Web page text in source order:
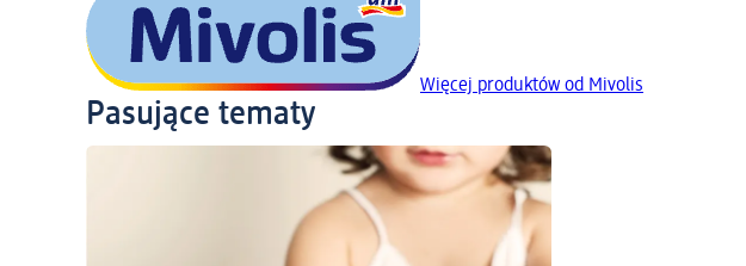
Więcej produktów od Mivolis
Pasujące tematy